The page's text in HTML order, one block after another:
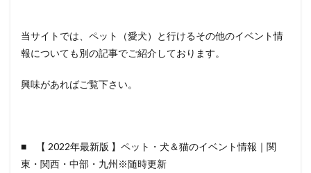
当サイトでは、ペット（愛犬）と行けるその他のイベント情
報についても別の記事でご紹介しております。
興味があればご覧下さい。
■ 【 2022年最新版 】ペット・犬＆猫のイベント情報｜関
東・関西・中部・九州※随時更新